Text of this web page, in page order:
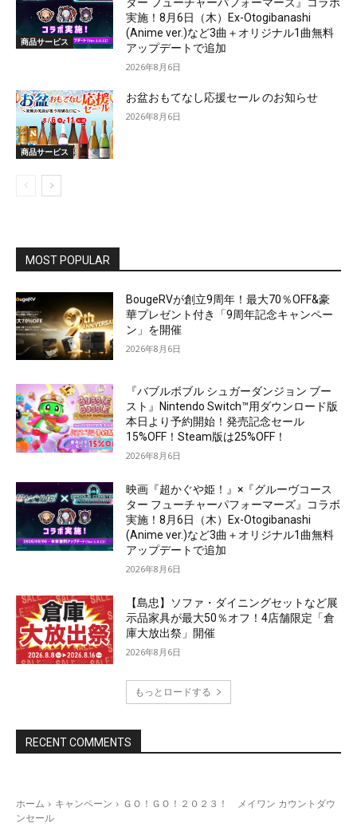
商品サービス
実施！8月6日（木）Ex-Otogibanashi
(Anime ver.)など3曲＋オリジナル1曲無料
アップデートで追加
2026年8月6日
商品サービス
お盆おもてなし応援セール のお知らせ
2026年8月6日
MOST POPULAR
BougeRVが創立9周年！最大70％OFF&豪
華プレゼント付き「9周年記念キャンペー
ン」を開催
2026年8月6日
『バブルボブル シュガーダンジョン ブー
スト』Nintendo Switch™用ダウンロード版
本日より予約開始！発売記念セール
15%OFF！Steam版は25%OFF！
2026年8月6日
映画『超かぐや姫！』×『グルーヴコース
ター フューチャーパフォーマーズ』コラボ
実施！8月6日（木）Ex-Otogibanashi
(Anime ver.)など3曲＋オリジナル1曲無料
アップデートで追加
2026年8月6日
【島忠】ソファ・ダイニングセットなど展
示品家具が最大50％オフ！4店舗限定「倉
庫大放出祭」開催
2026年8月6日
もっとロードする
RECENT COMMENTS